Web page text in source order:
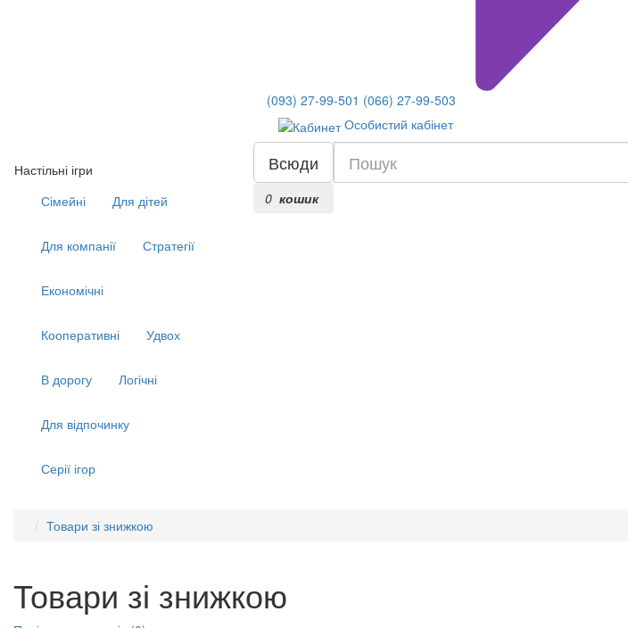
(093) 27-99-501 (066) 27-99-503
Особистий кабінет
Всюди
0 кошик
Настільні ігри
Сімейні
Для дітей
Для компанії Стратегії
Економічні
Кооперативні Удвох
В дорогу Логічні
Для відпочинку
Серії ігор
Товари зі знижкою
Товари зі знижкою